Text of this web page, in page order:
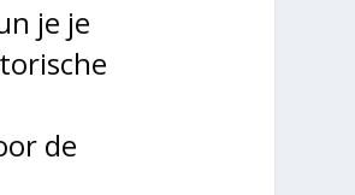
je je
de